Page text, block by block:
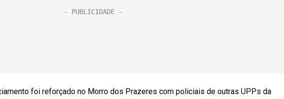
foi reforçado no Morro dos Prazeres com policiais de outras UPPs da